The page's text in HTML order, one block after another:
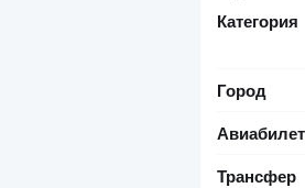
Категория
Город
Авиабилет
Трансфер